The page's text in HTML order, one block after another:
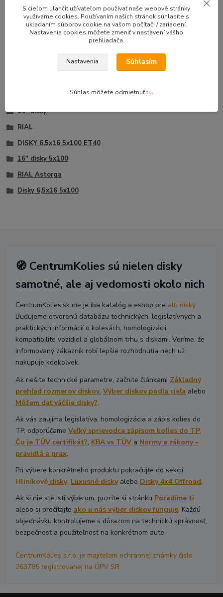
33,50 EUR/sada
27,24 EURbez DPH
Na sklade |
Doprava zadarmo
Pridať do košíka
39,90
32,44 EUR
Tovar zaradený v kategóriách
16" disky
RIAL
DISKY 6,5x16 5x100 ET40
16" disky 5x100
RIAL Astorga
Disky 6,5x16 5x100
🧭 CentrumKolies sú nielen disky
samotné, ale aj vedomosti okolo nich
CentrumKolies.sk nie je iba katalóg a eshop pre alu disky.
Budujeme otvorenú databázu technických, legislatívnych a
praktických informácií o kolesách, homologizácii,
kompatibilite vozidiel a globálnom trhu s diskami. Veríme, že
informovaný zákazník robí lepšie rozhodnutia nech už
nakupuje kdekoľvek.
Ak riešite technické parametre, začnite článkami Základný
prehľad rozmerov diskov,Výber diskov podľa cieľa alebo
Môžem dať väčšie disky?.
Ak vás zaujíma legislatíva, homologizácia a zápis kolies do
TP, odporúčameVeľký sprievodca zápisom kolies do TP,
Čo je TÜV certifikát?, KBA vs TÜV a Normy a zákony –
pravidlá a prax.
Pri výbere konkrétneho produktu pokračujte do sekcií
Hliníkové disky, Luxusné diskyalebo Disky 4x4 Offroad.
Ak si nie ste istí výberom, pozrite si stránku Poradíme ti
alebo si prečítajte ako u nás výber diskov funguje. Každú
objednávku kontrolujeme s dôrazom na technickú správnosť,
bezpečnosť a použiteľnosť na konkrétnom aute.
CentrumKolies s.r.o. je majiteľom ochrannej známky číslo
263785 registrovanej na ÚPV SR
S cieľom uľahčiť užívateľom používať naše webové stránky
využívame cookies. Používaním našich stránok súhlasíte s
ukladaním súborov cookie na vašom počítači / zariadení.
Nastavenia cookies môžete zmeniť v nastavení vášho
prehliadača.
Nastavenia Súhlasím
Súhlas môžete odmietnuťtu.